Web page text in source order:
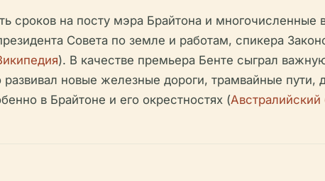
сроков на посту мэра Брайтона и многочисленные
Совета по земле и работам, спикера
). В качестве премьера Бенте сыграл
новые железные дороги, трамвайные пути,
в Брайтоне и его окрестностях (Австралийский